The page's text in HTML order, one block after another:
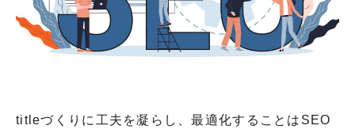
titleづくりに工夫を凝らし、最適化することはSEO